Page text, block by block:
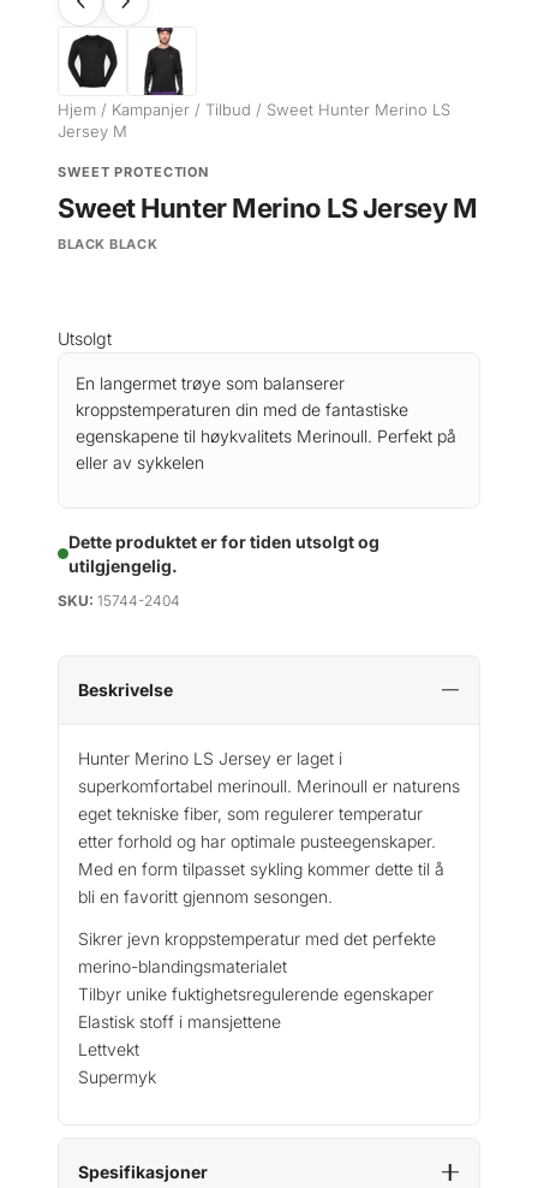
Hjem / Kampanjer / Tilbud / Sweet Hunter Merino LS
Jersey M
SWEET PROTECTION
Sweet Hunter Merino LS Jersey M
BLACK BLACK
Utsolgt
En langermet trøye som balanserer
kroppstemperaturen din med de fantastiske
egenskapene til høykvalitets Merinoull. Perfekt på
eller av sykkelen
Dette produktet er for tiden utsolgt og
utilgjengelig.
SKU: 15744-2404
Beskrivelse
Hunter Merino LS Jersey er laget i
superkomfortabel merinoull. Merinoull er naturens
eget tekniske fiber, som regulerer temperatur
etter forhold og har optimale pusteegenskaper.
Med en form tilpasset sykling kommer dette til å
bli en favoritt gjennom sesongen.
Sikrer jevn kroppstemperatur med det perfekte
merino-blandingsmaterialet
Tilbyr unike fuktighetsregulerende egenskaper
Elastisk stoff i mansjettene
Lettvekt
Supermyk
Spesifikasjoner